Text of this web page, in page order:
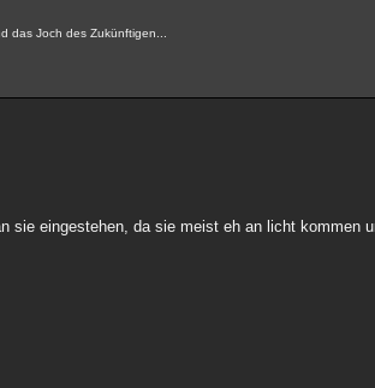
das Joch des Zukünftigen...
eingestehen, da sie meist eh an licht kommen